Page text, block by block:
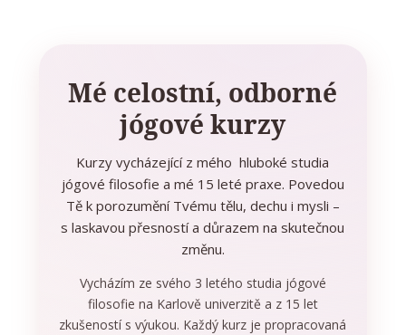
Mé celostní, odborné
jógové kurzy
Kurzy vycházející z mého hluboké studia
jógové filosofie a mé 15 leté praxe. Povedou
Tě k porozumění Tvému tělu, dechu i mysli –
s laskavou přesností a důrazem na skutečnou
změnu.
Vycházím ze svého 3 letého studia jógové
filosofie na Karlově univerzitě a z 15 let
zkušeností s výukou. Každý kurz je propracovaná